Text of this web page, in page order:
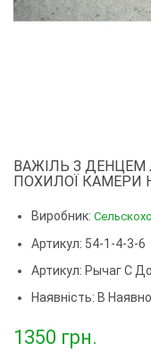
ВАЖІЛЬ З
ПОХИЛОЇ КАМЕРИ
Виробник:
Артикул: 54-1-4-3-6
Артикул: Рычаг С
Наявність: В
1350 грн.